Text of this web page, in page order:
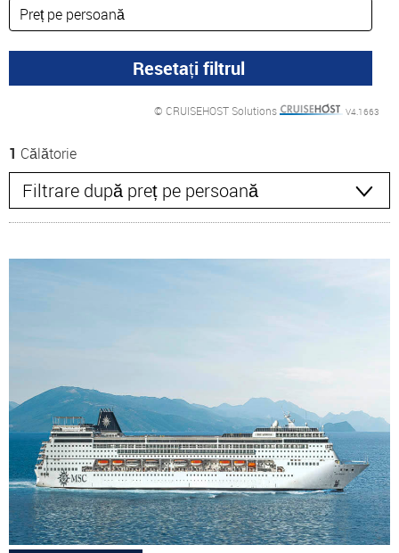
© CRUISEHOST Solutions V4.1663
1 Călătorie